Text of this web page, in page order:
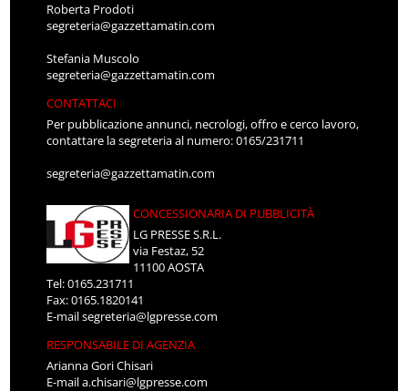
Roberta Prodoti
segreteria@gazzettamatin.com
Stefania Muscolo
segreteria@gazzettamatin.com
CONTATTACI
Per pubblicazione annunci, necrologi, offro e cerco lavoro,
contattare la segreteria al numero: 0165/231711
segreteria@gazzettamatin.com
CONCESSIONARIA DI PUBBLICITÀ
LG PRESSE S.R.L.
via Festaz, 52
11100 AOSTA
Tel: 0165.231711
Fax: 0165.1820141
E-mailsegreteria@lgpresse.com
RESPONSABILE DI AGENZIA
Arianna Gori Chisari
E-maila.chisari@lgpresse.com